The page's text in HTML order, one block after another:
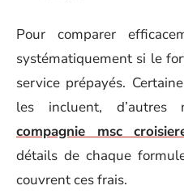
Pour comparer
systématiquement si le
service prépayés.
les incluent,
compagnie msc
détails de chaque
couvrent ces frais.